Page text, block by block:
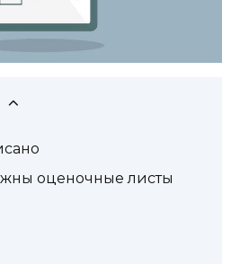
оценочные листы